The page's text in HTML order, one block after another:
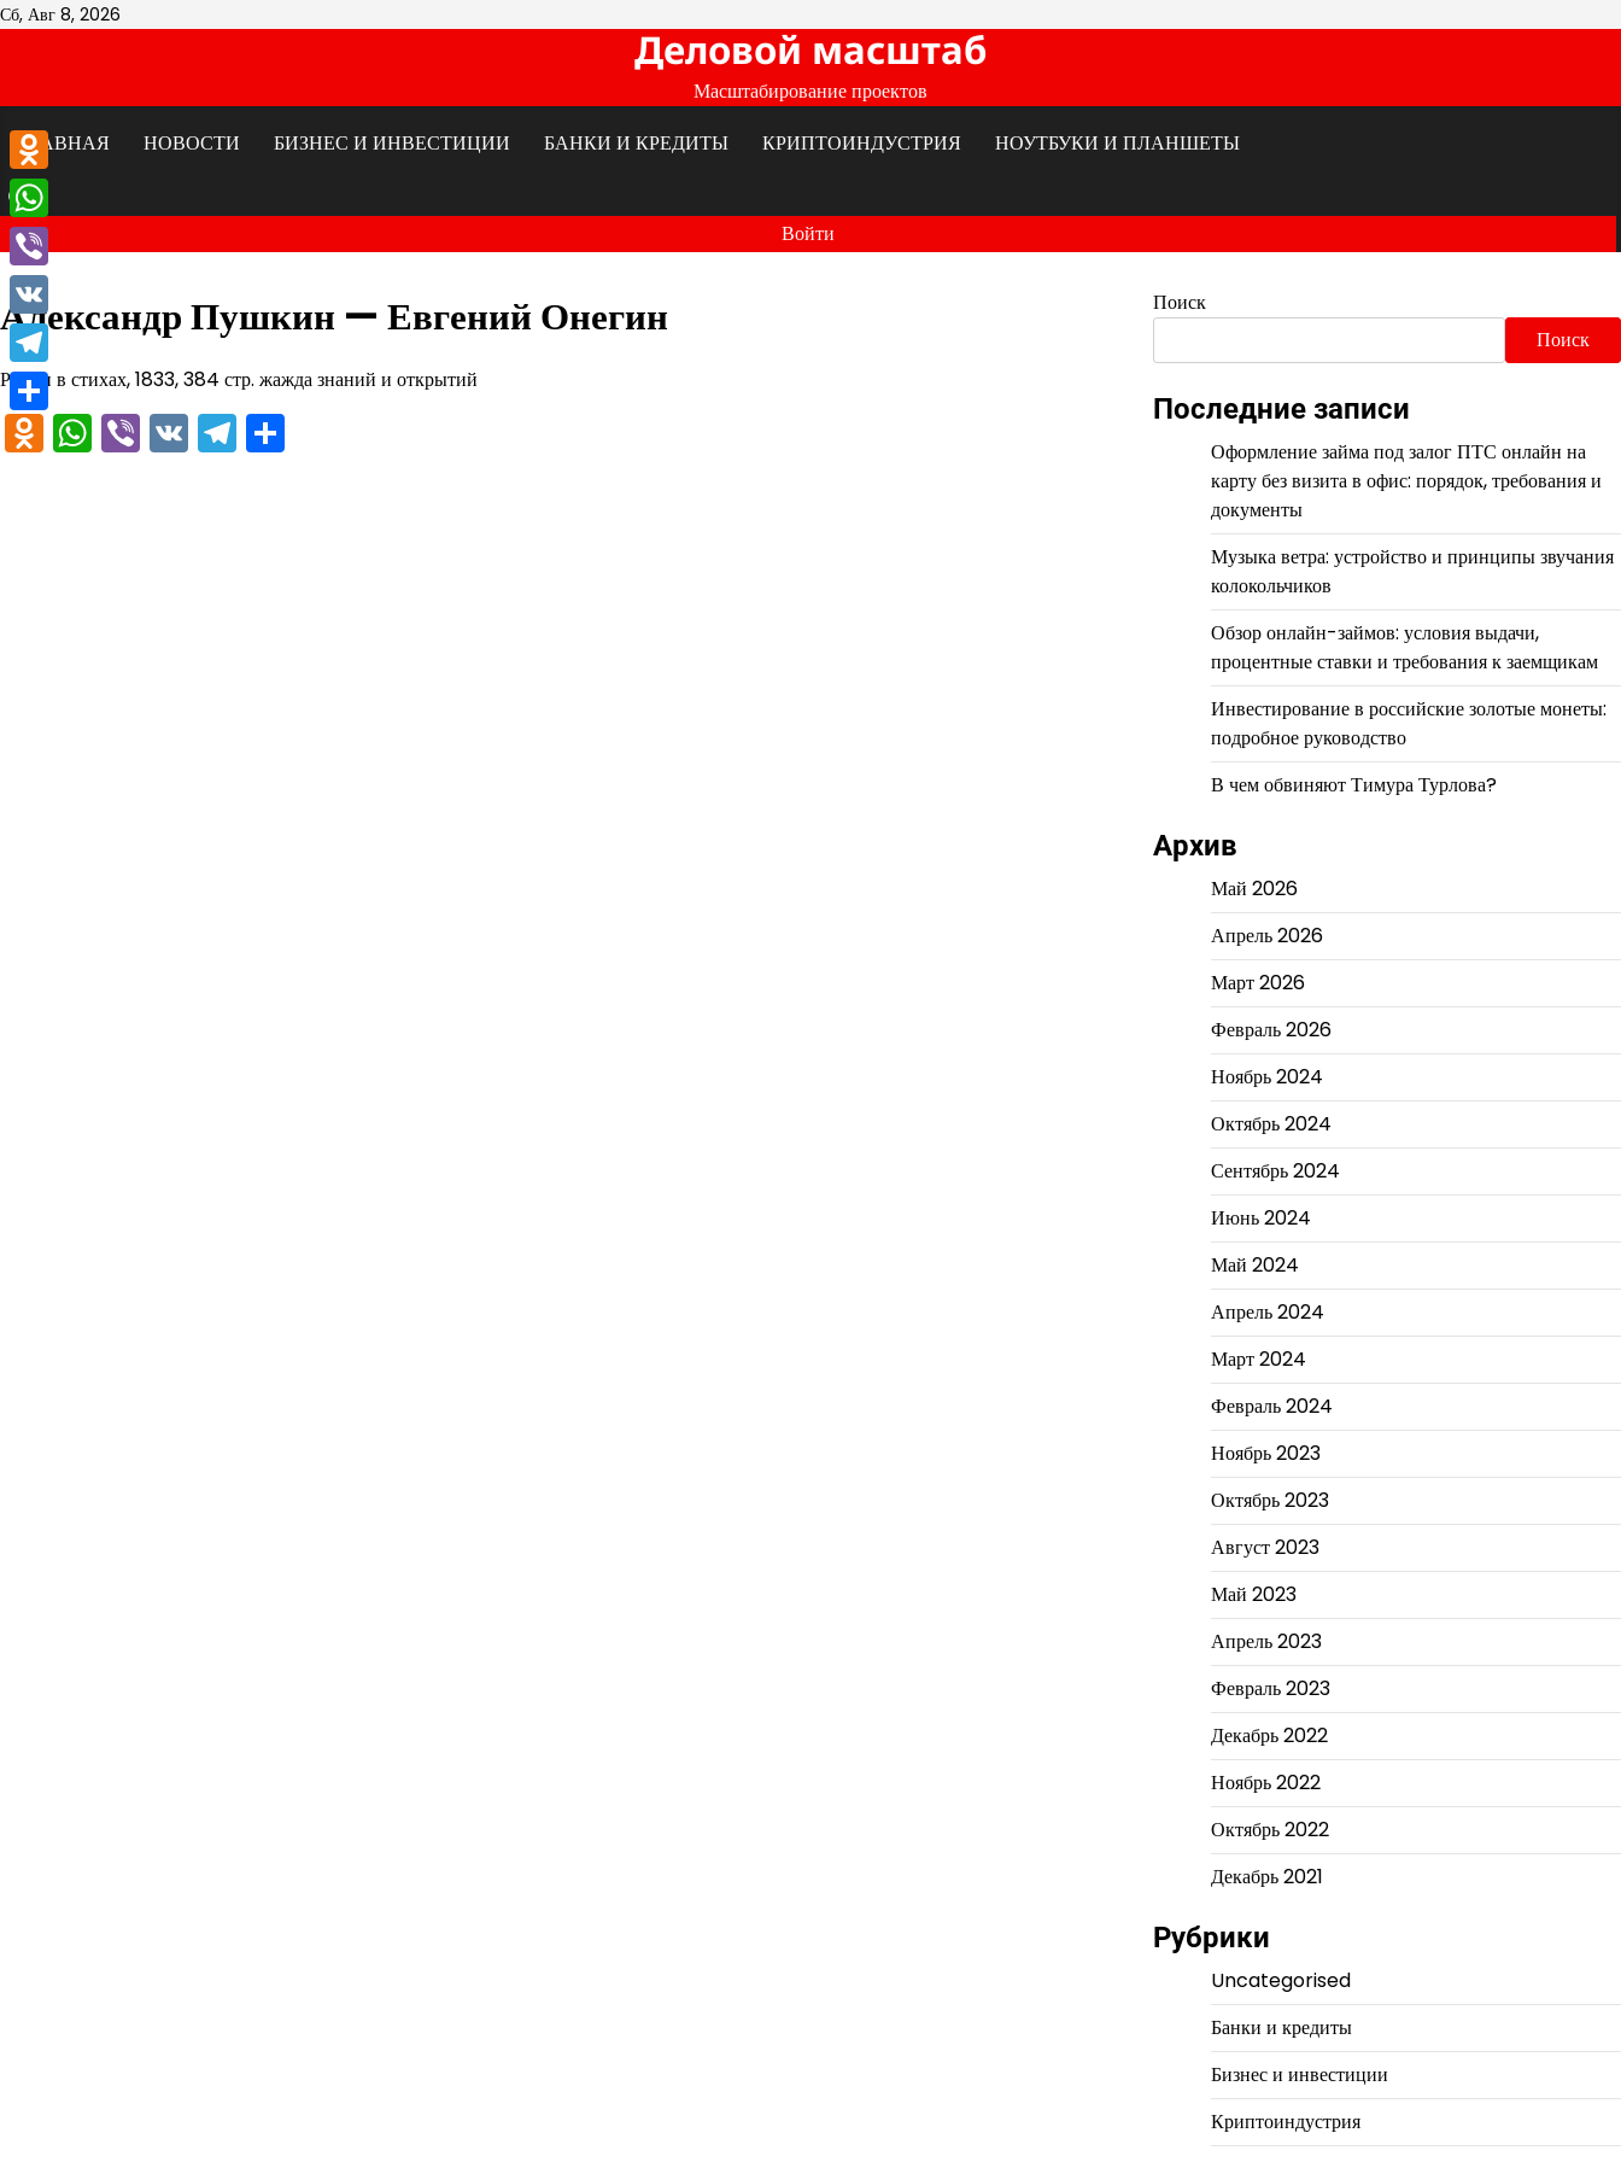
Перейти
Сб, Авг 8, 2026
Деловой масштаб
Масштабирование проектов
ГЛАВНАЯ
НОВОСТИ БИЗНЕС И ИНВЕСТИЦИИ БАНКИ И КРЕДИТЫ КРИПТОИНДУСТРИЯ НОУТБУКИ И ПЛАНШЕТЫ
Войти
Александр Пушкин — Евгений Онегин
Роман в стихах, 1833, 384 стр. жажда знаний и открытий
Odnoklassniki
WhatsApp
Viber
VKTelegram
Поиск
Поиск
Последние записи
Оформление займа под залог ПТС онлайн на
карту без визита в офис: порядок, требования и
документы
Музыка ветра: устройство и принципы звучания
колокольчиков
Обзор онлайн-займов: условия выдачи,
процентные ставки и требования к заемщикам
Инвестирование в российские золотые монеты:
подробное руководство
В чем обвиняют Тимура Турлова?
Архив
Май 2026
Апрель 2026
Март 2026
Февраль 2026
Ноябрь 2024
Октябрь 2024
Сентябрь 2024
Июнь 2024
Май 2024
Апрель 2024
Март 2024
Февраль 2024
Ноябрь 2023
Октябрь 2023
Август 2023
Май 2023
Апрель 2023
Февраль 2023
Декабрь 2022
Ноябрь 2022
Октябрь 2022
Декабрь 2021
Рубрики
Uncategorised
Банки и кредиты
Бизнес и инвестиции
Криптоиндустрия
Odnoklassniki
WhatsApp
Viber
VK
Telegram
Отправить